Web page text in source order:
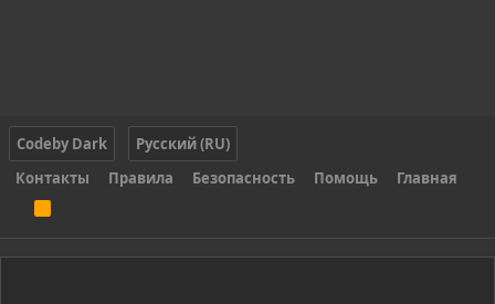
Codeby Dark
Русский (RU)
Контакты
Правила Безопасность Помощь Главная
S